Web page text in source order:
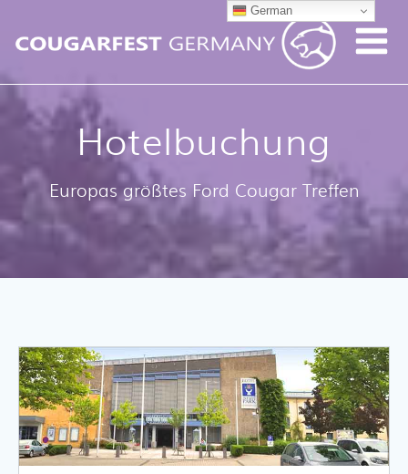
Hotelbuchung
Europas größtes Ford Cougar Treffen
German